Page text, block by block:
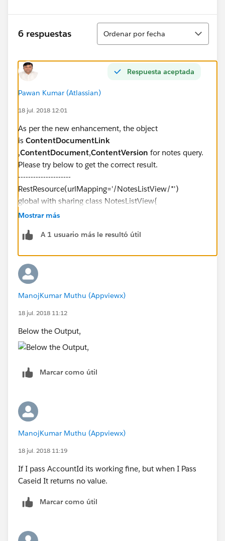
6 respuestas
Ordenar
Ordenar por fecha
Respuesta aceptada
Pawan Kumar (Atlassian)
18 jul. 2018 12:01
As per the new enhancement, the object
is ContentDocumentLink
,ContentDocument,ContentVersion for notes query.
Please try below to get the correct result.
---------------------
RestResource(urlMapping='/NotesListView/*')
global with sharing class NotesListView{
@HttpGet
getNoteById() {
RestResponse res = RestContext.response;
String Id=
req.requestURI.substring(req.requestURI.lastIndexOf('
/')+1);
List<ContentDocumentLink> result = [SELECT
ContentDocumentLink WHERE
LinkedEntityId=:Id];
}
Please mark it best if it helps you. Thanks.
Mostrar más
A 1 usuario más le resultó útil
ManojKumar Muthu (Appviewx)
18 jul. 2018 11:12
Below the Output,
Marcar como útil
ManojKumar Muthu (Appviewx)
18 jul. 2018 11:19
If I pass AccountId its working fine, but when I Pass
Caseid It returns no value.
Marcar como útil